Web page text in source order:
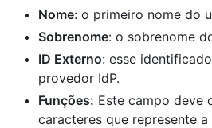
Nome: o primeiro nome do
Sobrenome: o sobrenome
ID Externo: esse
provedor IdP.
Funções: Este campo deve
caracteres que represente